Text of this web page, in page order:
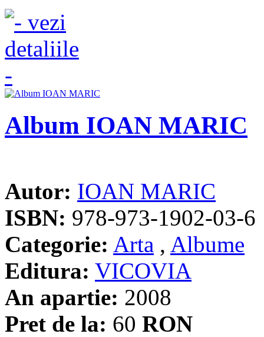
Album IOAN MARIC
Autor: IOAN MARIC
ISBN: 978-973-1902-03-6
Categorie: Arta , Albume
Editura: VICOVIA
An apartie: 2008
Pret de la: 60 RON